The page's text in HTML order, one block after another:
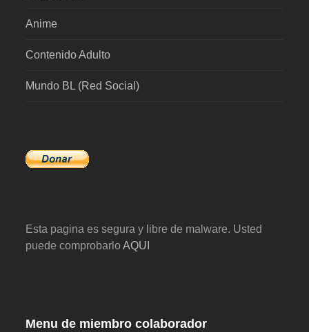
Anime
Contenido Adulto
Mundo BL (Red Social)
Esta pagina es segura y libre de malware. Usted
puede comprobarloAQUI
Menu de miembro colaborador